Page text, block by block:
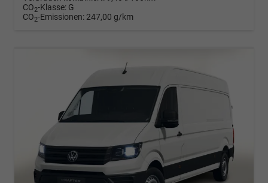
CO2-Klasse: G
CO2-Emissionen: 247,00 g/km